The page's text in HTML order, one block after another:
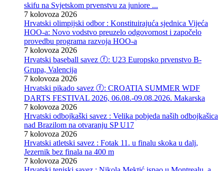
skifu na Svjetskom prvenstvu za juniore ...
7 kolovoza 2026
Hrvatski olimpijski odbor : Konstituirajuća sjednica Vijeća
HOO-a: Novo vodstvo preuzelo odgovornost i započelo
provedbu programa razvoja HOO-a
7 kolovoza 2026
Hrvatski baseball savez ⓕ: U23 Europsko prvenstvo B-
Grupa, Valencija
7 kolovoza 2026
Hrvatski pikado savez ⓕ: CROATIA SUMMER WDF
DARTS FESTIVAL 2026, 06.08.-09.08.2026. Makarska
7 kolovoza 2026
Hrvatski odbojkaški savez : Velika pobjeda naših odbojkašica
nad Brazilom na otvaranju SP U17
7 kolovoza 2026
Hrvatski atletski savez : Fotak 11. u finalu skoka u dalj,
Jezernik bez finala na 400 m
7 kolovoza 2026